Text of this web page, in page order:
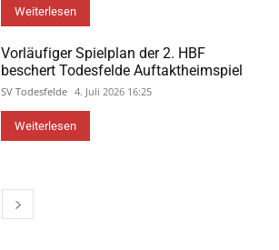
Weiterlesen
Vorläufiger Spielplan der 2. HBF
beschert Todesfelde Auftaktheimspiel
SV Todesfelde 4. Juli 2026 16:25
Weiterlesen